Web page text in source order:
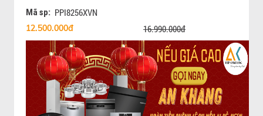
Mã sp: PPI8256XVN
12.500.000đ 16.990.000đ